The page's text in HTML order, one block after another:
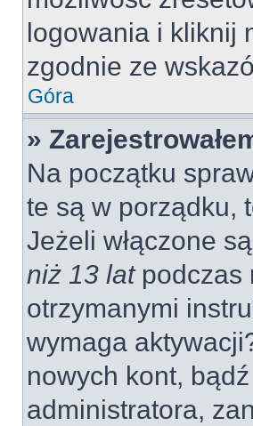
logowania i kliknij
zgodnie ze
Góra
»
Na początku
te są w porządku,
Jeżeli włączone
niż 13 latpodczas
otrzymanymi
wymaga
nowych kont,
administratora,